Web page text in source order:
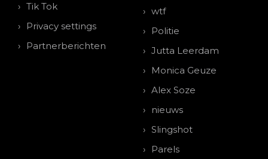
Tik Tok
Privacy settings
Partnerberichten
wtf
Politie
Jutta Leerdam
Monica Geuze
Alex Soze
nieuws
Slingshot
Parels